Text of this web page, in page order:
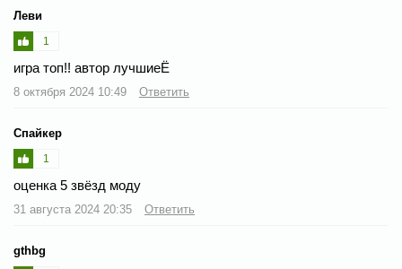
Леви
1
игра топ!! автор лучшиеЁ
8 октября 2024 10:49 Ответить
Спайкер
1
оценка 5 звёзд моду
31 августа 2024 20:35 Ответить
gthbg